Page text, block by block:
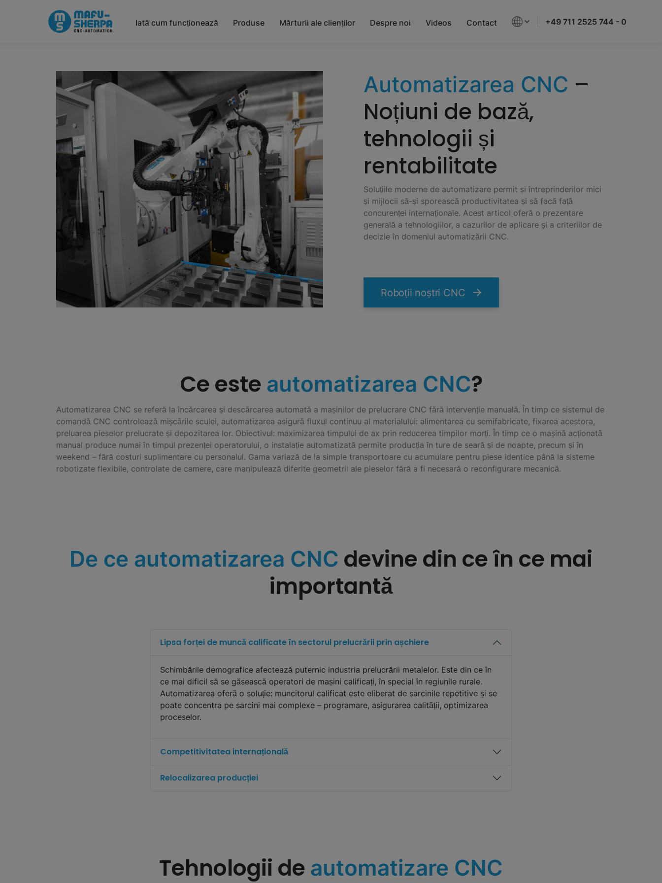
Iată cum funcționează Produse Mărturii ale clienților Despre noi Videos Contact +49 711 2525 744 - 0
Automatizarea CNC –
Noțiuni de bază,
tehnologii și
rentabilitate
Soluțiile moderne de automatizare permit și întreprinderilor mici
și mijlocii să-și sporească productivitatea și să facă față
concurenței internaționale. Acest articol oferă o prezentare
generală a tehnologiilor, a cazurilor de aplicare și a criteriilor de
decizie în domeniul automatizării CNC.
Roboții noștri CNC
Ce este automatizarea CNC?
Automatizarea CNC se referă la încărcarea și descărcarea automată a mașinilor de prelucrare CNC fără intervenție manuală. În timp ce sistemul de
comandă CNC controlează mișcările sculei, automatizarea asigură fluxul continuu al materialului: alimentarea cu semifabricate, fixarea acestora,
preluarea pieselor prelucrate și depozitarea lor. Obiectivul: maximizarea timpului de ax prin reducerea timpilor morți. În timp ce o mașină acționată
manual produce numai în timpul prezenței operatorului, o instalație automatizată permite producția în ture de seară și de noapte, precum și în
weekend – fără costuri suplimentare cu personalul. Gama variază de la simple transportoare cu acumulare pentru piese identice până la sisteme
robotizate flexibile, controlate de camere, care manipulează diferite geometrii ale pieselor fără a fi necesară o reconfigurare mecanică.
De ce automatizarea CNC devine din ce în ce mai
importantă
Lipsa forței de muncă calificate în sectorul prelucrării prin așchiere
Schimbările demografice afectează puternic industria prelucrării metalelor. Este din ce în
ce mai dificil să se găsească operatori de mașini calificați, în special în regiunile rurale.
Automatizarea oferă o soluție: muncitorul calificat este eliberat de sarcinile repetitive și se
poate concentra pe sarcini mai complexe – programare, asigurarea calității, optimizarea
proceselor.
Competitivitatea internațională
Relocalizarea producției
Tehnologii de automatizare CNC